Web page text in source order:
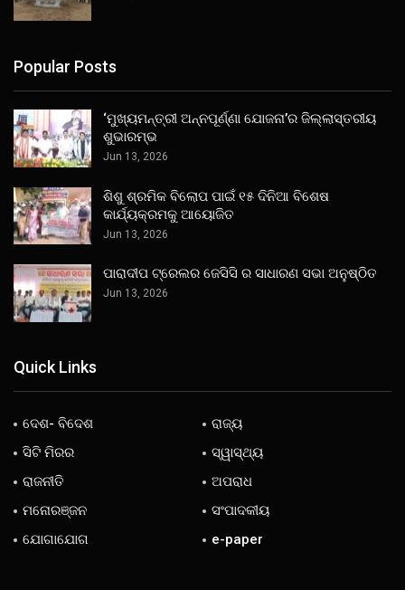
Popular Posts
‘ମୁଖ୍ୟମନ୍ତ୍ରୀ ଅନ୍ନପୂର୍ଣ୍ଣା ଯୋଜନା’ର ଜିଲ୍ଲାସ୍ତରୀୟ
ଶୁଭାରମ୍ଭ
Jun 13, 2026
ଶିଶୁ ଶ୍ରମିକ ବିଲୋପ ପାଇଁ ୧୫ ଦିନିଆ ବିଶେଷ
କାର୍ଯ୍ୟକ୍ରମକୁ ଆୟୋଜିତ
Jun 13, 2026
ପାରାଦୀପ ଟ୍ରେଲର ଜେସିସି ର ସାଧାରଣ ସଭା ଅନୁଷ୍ଠିତ
Jun 13, 2026
Quick Links
ଦେଶ- ବିଦେଶ
ରାଜ୍ୟ
ସିଟି ମିରର
ସ୍ୱାସ୍ଥ୍ୟ
ରାଜନୀତି
ଅପରାଧ
ମନୋରଞ୍ଜନ
ସଂପାଦକୀୟ
ଯୋଗାଯୋଗ
e-paper